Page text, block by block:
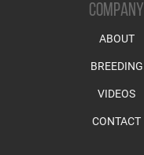
COMPANY
ABOUT
BREEDING
VIDEOS
CONTACT